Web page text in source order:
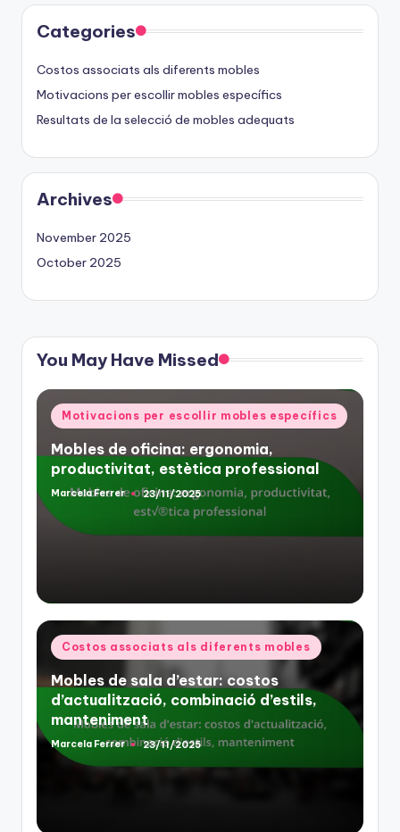
Categories
Costos associats als diferents mobles
Motivacions per escollir mobles específics
Resultats de la selecció de mobles adequats
Archives
November 2025
October 2025
You May Have Missed
Posted
in
Motivacions per escollir mobles específics
Mobles de oficina: ergonomia,
productivitat, estètica professional
Posted
Marcela Ferrer 23/11/2025
Posted
in
Costos associats als diferents mobles
Mobles de sala d’estar: costos
d’actualització, combinació d’estils,
manteniment
Posted
Marcela Ferrer 23/11/2025